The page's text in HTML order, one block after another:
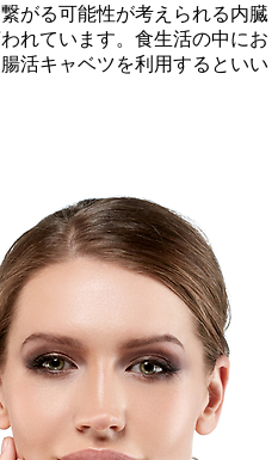
がる可能性が考えられる内臓
れています。食生活の中にお
活キャベツを利用するといい